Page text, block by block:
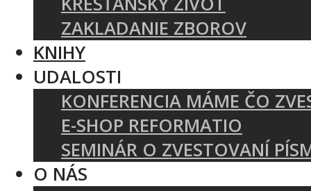
ZAKLADANIE ZBOROV
KNIHY
UDALOSTI
KONFERENCIA MÁME ČO
E-SHOP REFORMATIO
SEMINÁR O ZVESTOVANÍ
O NÁS